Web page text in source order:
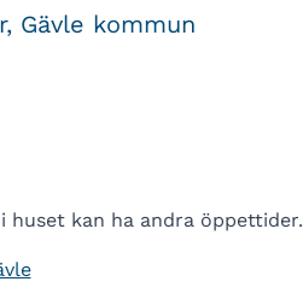
Gävle kommun
huset kan ha andra öppettider.